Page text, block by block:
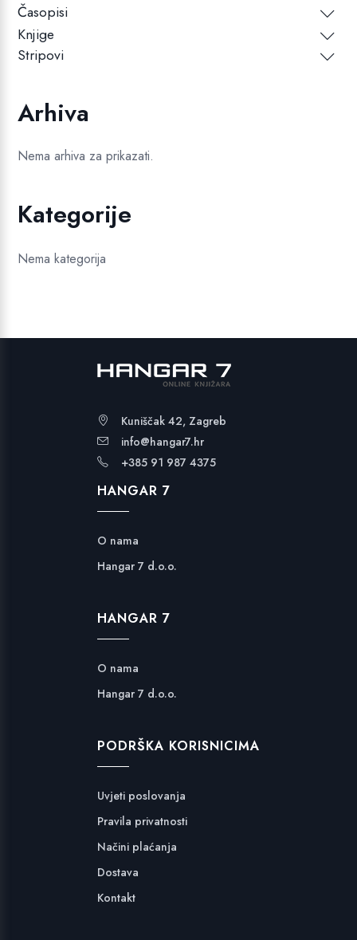
Časopisi
Knjige
Stripovi
Arhiva
Nema arhiva za prikazati.
Kategorije
Nema kategorija
Kuniščak 42, Zagreb
info@hangar7.hr
+385 91 987 4375
HANGAR 7
O nama
Hangar 7 d.o.o.
HANGAR 7
O nama
Hangar 7 d.o.o.
PODRŠKA KORISNICIMA
Uvjeti poslovanja
Pravila privatnosti
Načini plaćanja
Dostava
Kontakt